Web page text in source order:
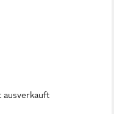
ausverkauft